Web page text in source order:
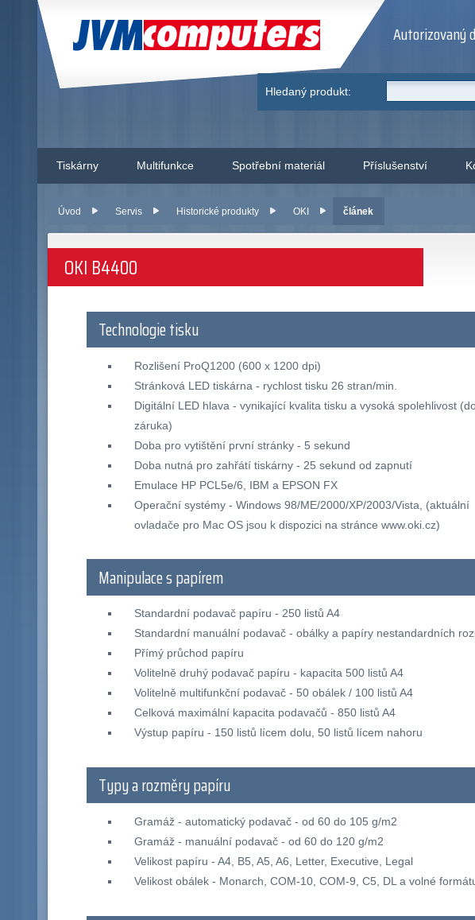
JVM Computers Autorizovaný
Hledaný produkt:
Tiskárny Multifunkce Spotřební materiál Příslušenství
Úvod Servis Historické produkty OKI článek
OKI B4400
Technologie tisku
Rozlišení ProQ1200 (600 x 1200 dpi)
Stránková LED tiskárna - rychlost tisku 26 stran/min.
Digitální LED hlava - vynikající kvalita tisku a vysoká spolehlivost
záruka)
Doba pro vytištění první stránky - 5 sekund
Doba nutná pro zahřátí tiskárny - 25 sekund od zapnutí
Emulace HP PCL5e/6, IBM a EPSON FX
Operační systémy - Windows 98/ME/2000/XP/2003/Vista, (aktuální
ovladače pro Mac OS jsou k dispozici na stránce www.oki.cz)
Manipulace s papírem
Standardní podavač papíru - 250 listů A4
Standardní manuální podavač - obálky a papíry nestandardních
Přímý průchod papíru
Volitelně druhý podavač papíru - kapacita 500 listů A4
Volitelně multifunkční podavač - 50 obálek / 100 listů A4
Celková maximální kapacita podavačů - 850 listů A4
Výstup papíru - 150 listů lícem dolu, 50 listů lícem nahoru
Typy a rozměry papíru
Gramáž - automatický podavač - od 60 do 105 g/m2
Gramáž - manuální podavač - od 60 do 120 g/m2
Velikost papíru - A4, B5, A5, A6, Letter, Executive, Legal
Velikost obálek - Monarch, COM-10, COM-9, C5, DL a volné